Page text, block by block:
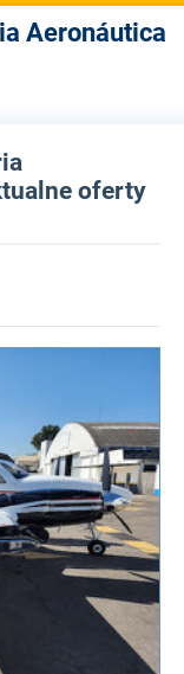
Aeronáutica
oferty